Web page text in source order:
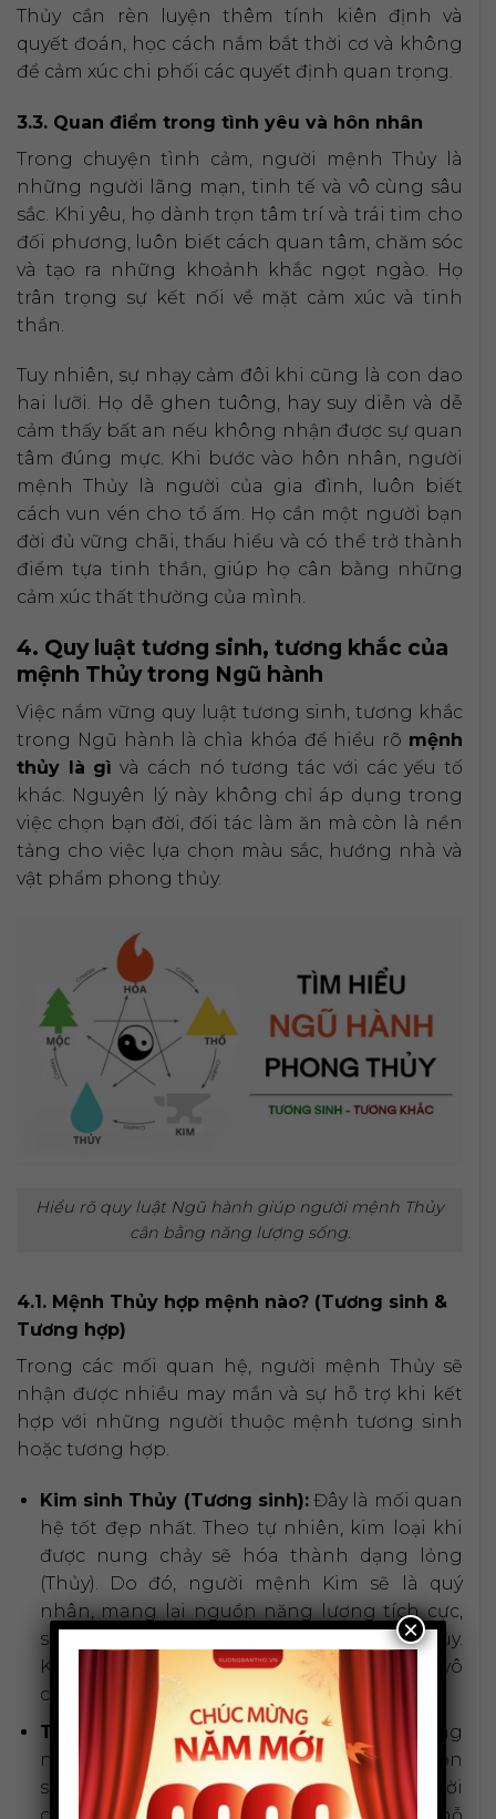
Thủy cần rèn luyện thêm tính kiên định và
quyết đoán, học cách nắm bắt thời cơ và không
để cảm xúc chi phối các quyết định quan trọng.
3.3. Quan điểm trong tình yêu và hôn nhân
Trong chuyện tình cảm, người mệnh Thủy là
những người lãng mạn, tinh tế và vô cùng sâu
sắc. Khi yêu, họ dành trọn tâm trí và trái tim cho
đối phương, luôn biết cách quan tâm, chăm sóc
và tạo ra những khoảnh khắc ngọt ngào. Họ
trân trọng sự kết nối về mặt cảm xúc và tinh
thần.
Tuy nhiên, sự nhạy cảm đôi khi cũng là con dao
hai lưỡi. Họ dễ ghen tuông, hay suy diễn và dễ
cảm thấy bất an nếu không nhận được sự quan
tâm đúng mực. Khi bước vào hôn nhân, người
mệnh Thủy là người của gia đình, luôn biết
cách vun vén cho tổ ấm. Họ cần một người bạn
đời đủ vững chãi, thấu hiểu và có thể trở thành
điểm tựa tinh thần, giúp họ cân bằng những
cảm xúc thất thường của mình.
4. Quy luật tương sinh, tương khắc của
mệnh Thủy trong Ngũ hành
Việc nắm vững quy luật tương sinh, tương khắc
trong Ngũ hành là chìa khóa để hiểu rõ mệnh
thủy là gì và cách nó tương tác với các yếu tố
khác. Nguyên lý này không chỉ áp dụng trong
việc chọn bạn đời, đối tác làm ăn mà còn là nền
tảng cho việc lựa chọn màu sắc, hướng nhà và
vật phẩm phong thủy.
Hiểu rõ quy luật Ngũ hành giúp người mệnh Thủy
cân bằng năng lượng sống.
4.1. Mệnh Thủy hợp mệnh nào? (Tương sinh &
Tương hợp)
Trong các mối quan hệ, người mệnh Thủy sẽ
nhận được nhiều may mắn và sự hỗ trợ khi kết
hợp với những người thuộc mệnh tương sinh
hoặc tương hợp.
Kim sinh Thủy (Tương sinh):Đây là mối quan
hệ tốt đẹp nhất. Theo tự nhiên, kim loại khi
được nung chảy sẽ hóa thành dạng lỏng
(Thủy). Do đó, người mệnh Kim sẽ là quý
nhân, mang lại nguồn năng lượng tích cực,
sự hỗ trợ và may mắn cho người mệnh Thủy.
Kết hợp trong làm ăn hay hôn nhân đều vô
cùng thuận lợi, phát triển.
Thủy hợp Thủy (Tương hợp): Nhiều dòng
nước nhỏ khi hợp lại sẽ tạo thành một con
sông lớn, mạnh mẽ. Tương tự, những người
×